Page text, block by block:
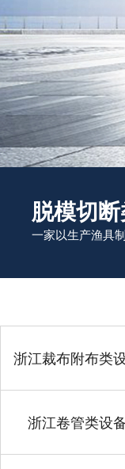
脱模切
一家以生产渔具
浙江裁布附布类
浙江卷管类设